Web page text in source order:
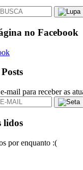
no Facebook
mail para receber as
lidos
por enquanto :(